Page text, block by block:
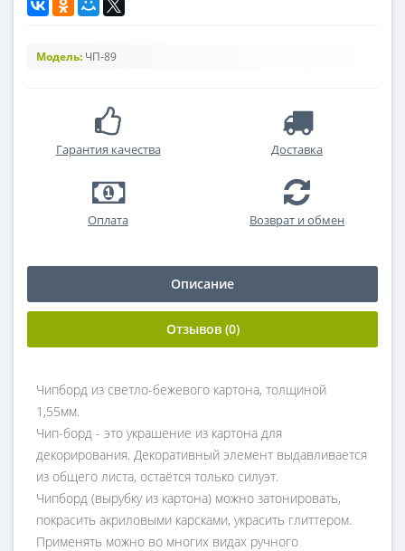
Модель: ЧП-89
Гарантия качества Доставка
Оплата Возврат и обмен
Описание
Отзывов (0)
Чипборд из светло-бежевого картона, толщиной
1,55мм.
Чип-борд - это украшение из картона для
декорирования. Декоративный элемент выдавливается
из общего листа, остаётся только силуэт.
Чипборд (вырубку из картона) можно затонировать,
покрасить акриловыми карсками, украсить глиттером.
Применять можно во многих видах ручного